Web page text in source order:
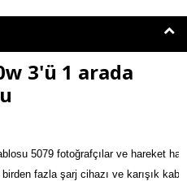
3'ü 1 arada
5079 fotoğrafçılar ve hareket
fazla şarj cihazı ve karışık